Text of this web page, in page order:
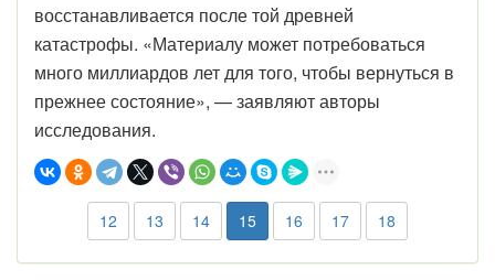
восстанавливается после той древней
катастрофы. «Материалу может потребоваться
много миллиардов лет для того, чтобы вернуться в
прежнее состояние», — заявляют авторы
исследования.
12 13 14 15 16 17 18